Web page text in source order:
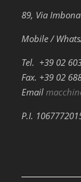
89, Via
Mobile /
Tel. +39 02
Fax. +39 02
Email
P.I.